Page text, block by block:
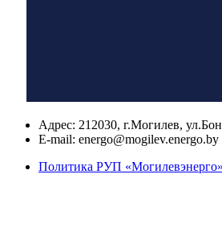
Адрес: 212030, г.Могилев,
E-mail: energo@mogilev.energo.by
Политика РУП